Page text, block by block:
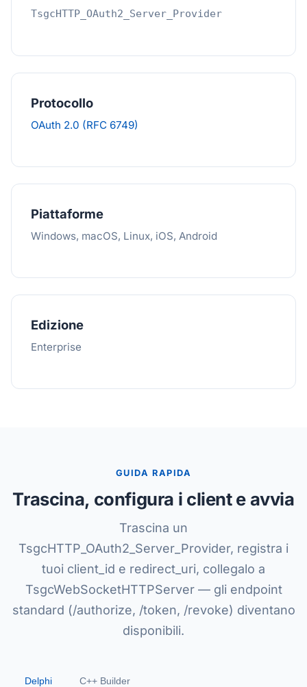
TsgcHTTP_OAuth2_Server_Provider
Protocollo
OAuth 2.0 (RFC 6749)
Piattaforme
Windows, macOS, Linux, iOS, Android
Edizione
Enterprise
GUIDA RAPIDA
Trascina, configura i client e avvia
Trascina un
TsgcHTTP_OAuth2_Server_Provider, registra i
tuoi client_id e redirect_uri, collegalo a
TsgcWebSocketHTTPServer — gli endpoint
standard (/authorize, /token, /revoke) diventano
disponibili.
Delphi C++ Builder